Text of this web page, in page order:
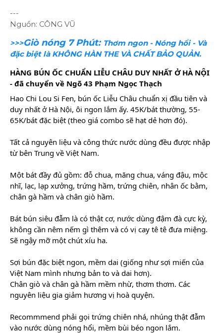
---
Nguồn: CÔNG VŨ
>>>Giò nóng 7 Phút: Thơm ngon - Nóng hổi - Và
đặc biệt là KHÔNG HÀN THE VÀ CHẤT BẢO QUẢN.
HÀNG BÚN ỐC CHUẨN LIỄU CHÂU DUY NHẤT Ở HÀ NỘI
- đã chuyển về Ngõ 43 Phạm Ngọc Thạch
Hao Chi Lou Si Fen, bún ốc Liễu Châu chuẩn xị đầu tiên và
duy nhất ở Hà Nội, ôi ngon lắm ấy. 45K/bát thường, 55-
65K/bát đặc biệt (theo giá combo sẽ hạt dẻ hơn đó).
Tất cả nguyên liệu và công thức nước dùng đều được nhập
từ bên Trung về Việt Nam.
Một bát đầy đủ gồm: đỗ chua, măng chua, váng đậu, mộc
nhĩ, lạc, lạp xưởng, trứng hầm, trứng chiên, nhân ốc bằm,
chân gà hầm và chân giò hầm.
Bát bún siêu đẫm là có thật cơ, nước dùng đậm đà cực kỳ,
không cần nêm nếm gì thêm và có vị cay tê tê đưa miệng.
Sẽ ngậy mỡ một chút xíu ha.
Sợi bún đặc biệt ngon, mềm dai (giống như sợi miến của
Việt Nam mình nhưng bản to và dai hơn).
Chân giò và chân gà hầm mềm nhừ, thơm thơm. Các
nguyên liệu gia giảm hương vị hoà quyện.
Recommmend phải gọi trứng chiên nhá, nhúng thật đẫm
vào nước dùng nóng hổi, mềm bùi béo ngon lắm.